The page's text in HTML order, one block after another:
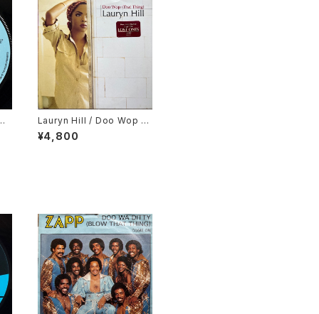
Lauryn Hill / Doo Wop (T
hat Thing)
¥4,800